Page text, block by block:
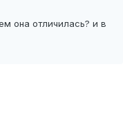
она отличилась? и в